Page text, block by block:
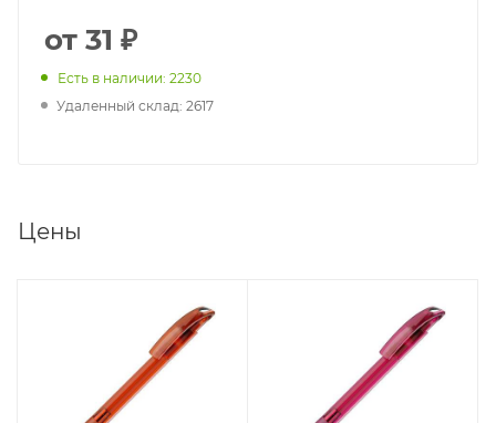
от 31 ₽
Есть в наличии: 2230
Удаленный склад: 2617
Цены